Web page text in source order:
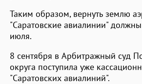
Таким образом, вернуть землю
"Саратовские авиалинии"
июля.
8 сентября в Арбитражный суд
округа поступила уже
"Саратовских авиалиний".